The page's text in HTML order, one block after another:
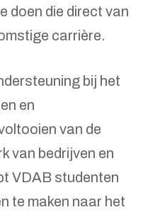
doen die direct van
carrière.
bij het
en
van de
van bedrijven en
VDAB studenten
te maken naar het